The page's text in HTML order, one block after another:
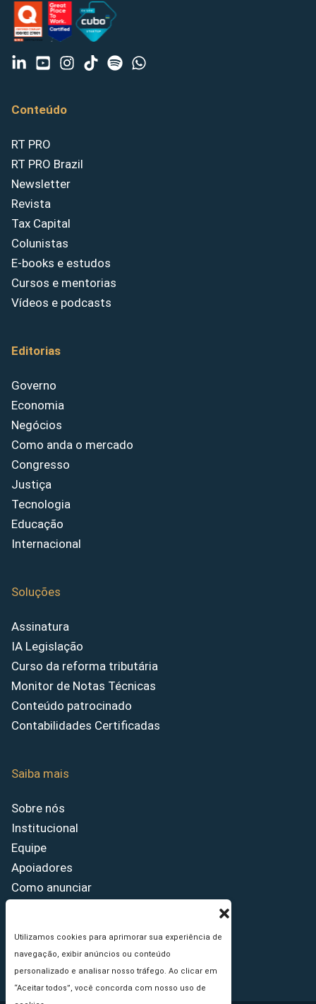
Utilizamos cookies para aprimorar sua experiência de
navegação, exibir anúncios ou conteúdo
personalizado e analisar nosso tráfego. Ao clicar em
“Aceitar todos”, você concorda com nosso uso de
Conteúdo
RT PRO
RT PRO Brazil
Newsletter
Revista
Tax Capital
Colunistas
E-books e estudos
Cursos e mentorias
Vídeos e podcasts
Editorias
Governo
Economia
Negócios
Como anda o mercado
Congresso
Justiça
Tecnologia
Educação
Internacional
Soluções
Assinatura
IA Legislação
Curso da reforma tributária
Monitor de Notas Técnicas
Conteúdo patrocinado
Contabilidades Certificadas
Saiba mais
Sobre nós
Institucional
Equipe
Apoiadores
Como anunciar
Princípios Editoriais